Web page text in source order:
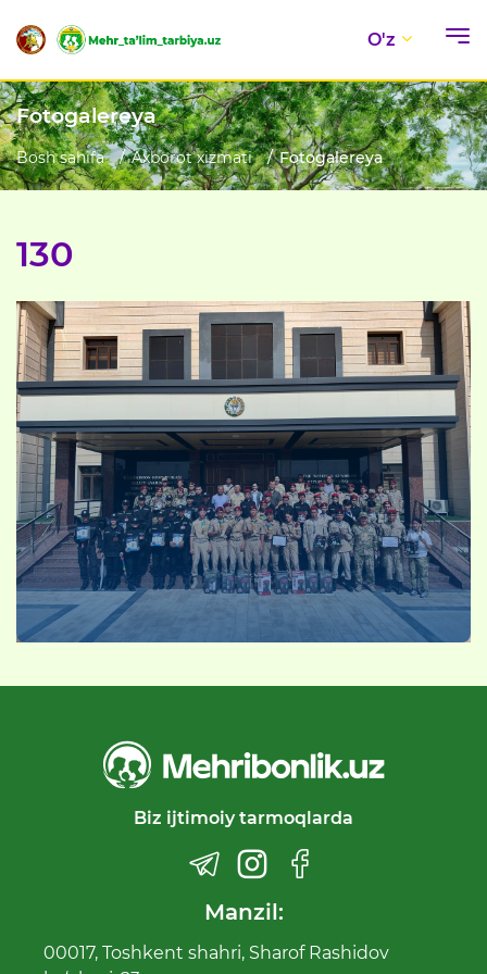
O'z
Fotogalereya
Bosh sahifa Axborot xizmati Fotogalereya
130
Biz ijtimoiy tarmoqlarda
Manzil:
00017, Toshkent shahri, Sharof Rashidov